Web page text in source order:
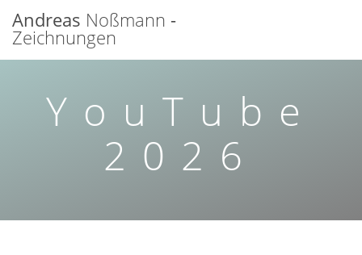
Andreas Noßmann -
Zeichnungen
YouTube
2026